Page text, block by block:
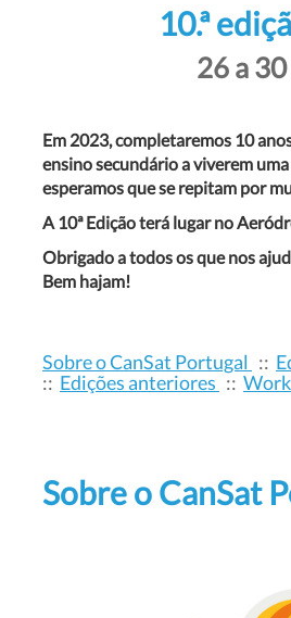
10.ª
26 a
Em 2023, completaremos 10
ensino secundário a viverem
esperamos que se repitam por
A 10ª Edição terá lugar no
Obrigado a todos os que nos
Bem hajam!
Sobre o CanSat Portugal ::
:: Edições anteriores ::
Sobre o CanSat